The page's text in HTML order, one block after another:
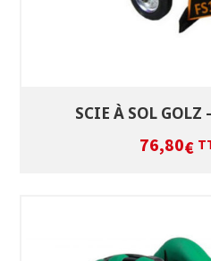
SCIE À SOL
76,80€